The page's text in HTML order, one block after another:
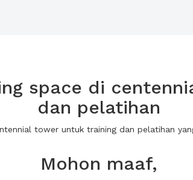
space di
dan pelatihan
tower untuk training dan pelatihan
Mohon maaf,